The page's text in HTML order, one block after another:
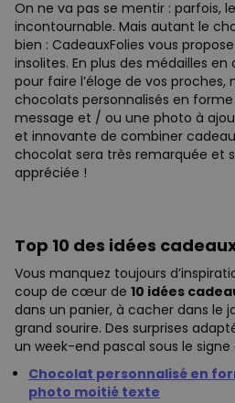
On ne va pas se mentir : parfois,
incontournable. Mais autant le
bien : CadeauxFolies vous
insolites. En plus des médailles
pour faire l’éloge de vos proches,
chocolats personnalisés en
message et / ou une photo à
et innovante de combiner
chocolat sera très remarquée et
appréciée !
Top 10 des idées
Vous manquez toujours
coup de cœur de 10 idées
dans un panier, à cacher dans le
grand sourire. Des surprises
un week-end pascal sous le
Chocolat personnalisé en
photo moitié texte